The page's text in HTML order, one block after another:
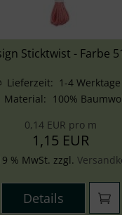
Sticktwist - Farbe
Lieferzeit: 1-4
Material: 100%
0,14 EUR pro m
1,15 EUR
% MwSt. zzgl.
Details